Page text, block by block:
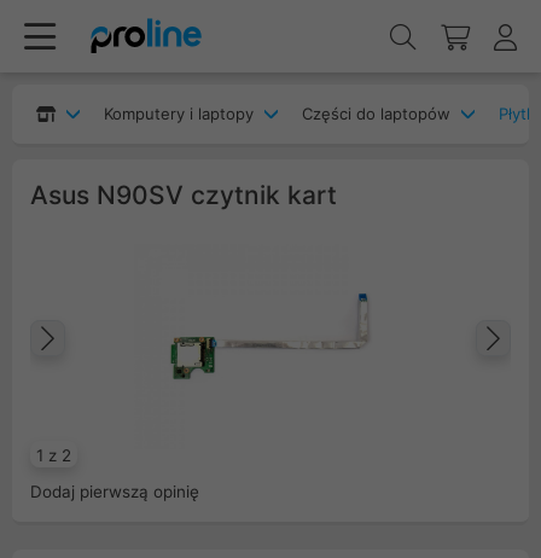
Komputery i laptopy Części do laptopów
Asus N90SV czytnik kart
1 z 2
Poprzedni
Dodaj pierwszą opinię